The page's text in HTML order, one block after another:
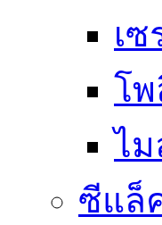
เ
โพ
ไม
ซีแล็